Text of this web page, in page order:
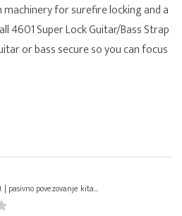
for surefire locking and a
4601 Super Lock Guitar/Bass Strap
or bass secure so you can focus
pasivno povezovanje kita...